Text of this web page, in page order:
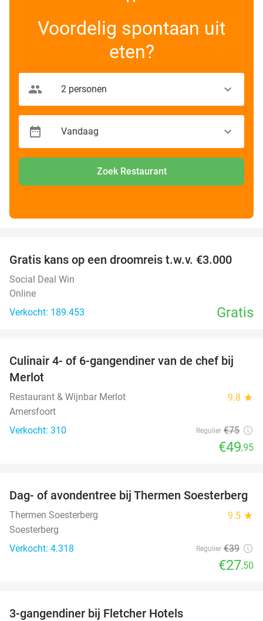
Voordelig spontaan uit
eten?
Zoek Restaurant
Gratis kans op een droomreis t.w.v. €3.000
Social Deal Win
Online
Verkocht: 189.453
Gratis
33%
Culinair 4- of 6-gangendiner van de chef bij
Merlot
Restaurant & Wijnbar Merlot 9.8 star
Amersfoort
Verkocht: 310
Regulier €75
€49,95
29%
Dag- of avondentree bij Thermen Soesterberg
Thermen Soesterberg 9.5 star
Soesterberg
Verkocht: 4.318
Regulier €39
€27,50
3-gangendiner bij Fletcher Hotels